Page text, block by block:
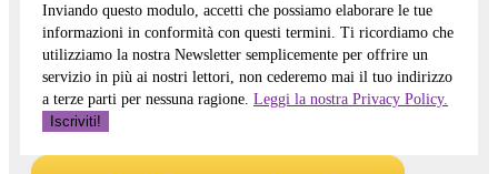
Inviando questo modulo, accetti che possiamo elaborare le tue
informazioni in conformità con questi termini. Ti ricordiamo che
utilizziamo la nostra Newsletter semplicemente per offrire un
servizio in più ai nostri lettori, non cederemo mai il tuo indirizzo
a terze parti per nessuna ragione. Leggi la nostra Privacy Policy.